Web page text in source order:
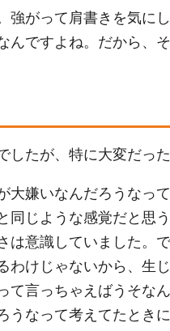
強がって肩書きを気に
んですよね。だから、
たが、特に大変だった
大嫌いなんだろうなっ
同じような感覚だと思
は意識していました。
わけじゃないから、生
て言っちゃえばうそな
うなって考えてたとき